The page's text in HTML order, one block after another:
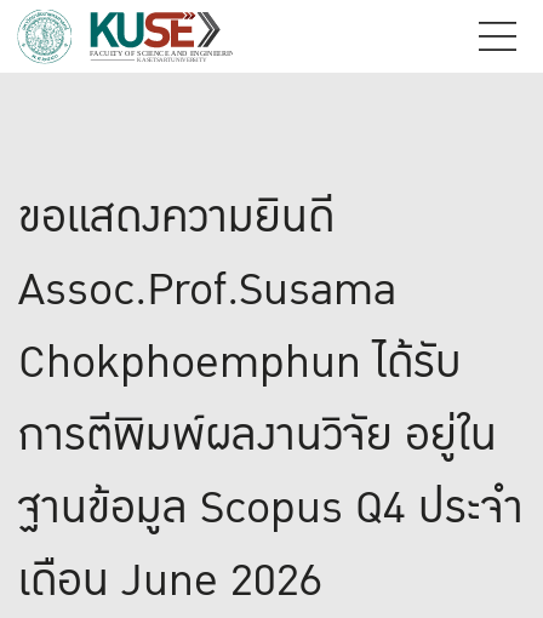
ขอแสดงความยินดี
Assoc.Prof.Susama
Chokphoemphun ได้รับ
การตีพิมพ์ผลงานวิจัย อยู่ใน
ฐานข้อมูล Scopus Q4 ประจำ
เดือน June 2026